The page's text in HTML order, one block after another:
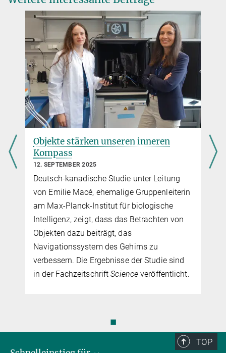
Objekte stärken unseren inneren
Kompass
12. SEPTEMBER 2025
Deutsch-kanadische Studie unter Leitung
von Emilie Macé, ehemalige Gruppenleiterin
am Max-Planck-Institut für biologische
Intelligenz, zeigt, dass das Betrachten von
Objekten dazu beiträgt, das
Navigationssystem des Gehirns zu
verbessern. Die Ergebnisse der Studie sind
in der FachzeitschriftScience veröffentlicht.
◼
TOP